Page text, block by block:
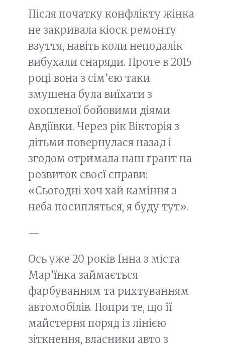
Після початку конфлікту жінка
не закривала кіоск ремонту
взуття, навіть коли неподалік
вибухали снаряди. Проте в 2015
році вона з сім’єю таки
змушена була виїхати з
охопленої бойовими діями
Авдіївки. Через рік Вікторія з
дітьми повернулася назад і
згодом отримала наш грант на
розвиток своєї справи:
«Сьогодні хоч хай каміння з
неба посипляться, я буду тут».
—
Ось уже 20 років Інна з міста
Мар’їнка займається
фарбуванням та рихтуванням
автомобілів. Попри те, що її
майстерня поряд із лінією
зіткнення, власники авто з